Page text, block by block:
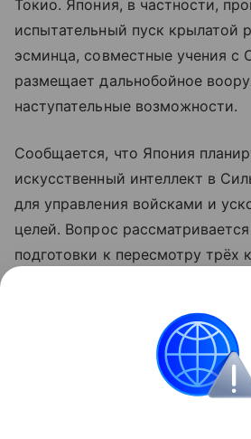
Токио. Япония, в частности,
испытательный пуск крылатой
эсминца, совместные учения
размещает дальнобойное
наступательные возможности.
Сообщается, что Япония
искусственный интеллект в
для управления войсками и
целей. Вопрос
подготовки к пересмотру трёх
обновить до конца года.
Внешняя